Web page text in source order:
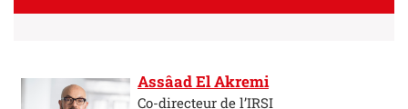
Assâad El Akremi
Co-directeur de l’IRSI